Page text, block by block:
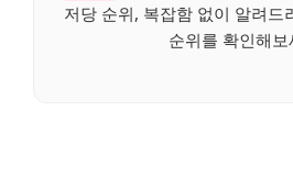
저당 순위, 복잡함 없이 알려드
순위를 확인해보